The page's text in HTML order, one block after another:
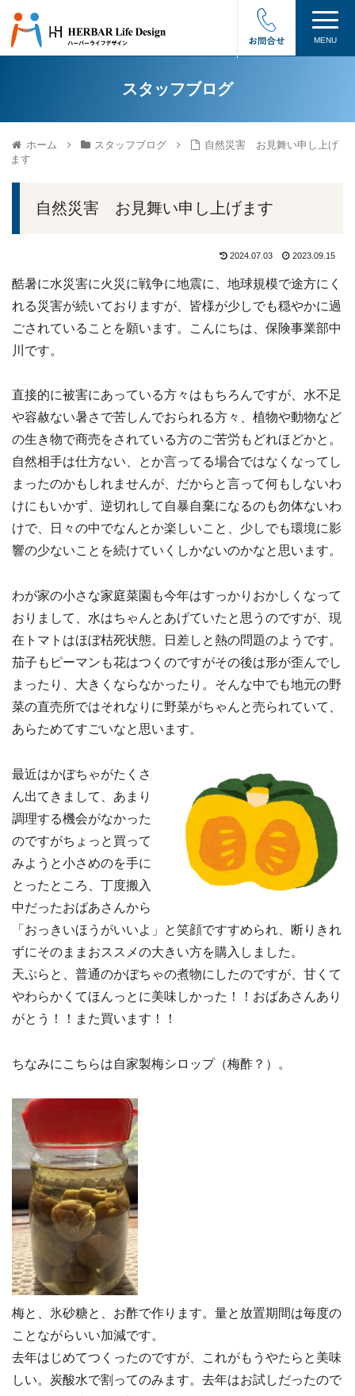
MENU
スタッフブログ
ホーム スタッフブログ
自然災害 お見舞い申し上げ
ます
自然災害 お見舞い申し上げます
2024.07.03 2023.09.15
酷暑に水災害に火災に戦争に地震に、地球規模で途方にく
れる災害が続いておりますが、皆様が少しでも穏やかに過
ごされていることを願います。こんにちは、保険事業部中
川です。
直接的に被害にあっている方々はもちろんですが、水不足
や容赦ない暑さで苦しんでおられる方々、植物や動物など
の生き物で商売をされている方のご苦労もどれほどかと。
自然相手は仕方ない、とか言ってる場合ではなくなってし
まったのかもしれませんが、だからと言って何もしないわ
けにもいかず、逆切れして自暴自棄になるのも勿体ないわ
けで、日々の中でなんとか楽しいこと、少しでも環境に影
響の少ないことを続けていくしかないのかなと思います。
わが家の小さな家庭菜園も今年はすっかりおかしくなって
おりまして、水はちゃんとあげていたと思うのですが、現
在トマトはほぼ枯死状態。日差しと熱の問題のようです。
茄子もピーマンも花はつくのですがその後は形が歪んでし
まったり、大きくならなかったり。そんな中でも地元の野
菜の直売所ではそれなりに野菜がちゃんと売られていて、
あらためてすごいなと思います。
最近はかぼちゃがたくさ
ん出てきまして、あまり
調理する機会がなかった
のですがちょっと買って
みようと小さめのを手に
とったところ、丁度搬入
中だったおばあさんから
「おっきいほうがいいよ」と笑顔ですすめられ、断りきれ
ずにそのままおススメの大きい方を購入しました。
天ぷらと、普通のかぼちゃの煮物にしたのですが、甘くて
やわらかくてほんっとに美味しかった！！おばあさんあり
がとう！！また買います！！
ちなみにこちらは自家製梅シロップ（梅酢？）。
梅と、氷砂糖と、お酢で作ります。量と放置期間は毎度の
ことながらいい加減です。
去年はじめてつくったのですが、これがもうやたらと美味
しい。炭酸水で割ってのみます。去年はお試しだったので